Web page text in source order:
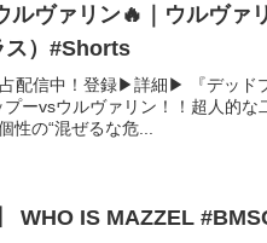
ルヴァリン🔥｜ウルヴァ
ス）#Shorts
配信中！登録▶︎詳細▶︎ 『デッド
ーvsウルヴァリン！！超人的な
性の“混ぜるな危...
【MAZZEL / メンバー紹介】 WHO IS